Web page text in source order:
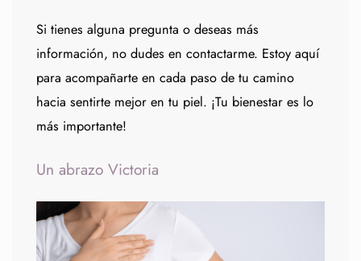
Si tienes alguna pregunta o deseas más
información, no dudes en contactarme. Estoy aquí
para acompañarte en cada paso de tu camino
hacia sentirte mejor en tu piel. ¡Tu bienestar es lo
más importante!
Un abrazo Victoria